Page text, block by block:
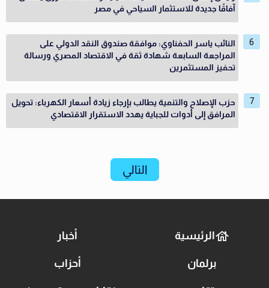
آفاقًا جديدة للاستثمار السياحي في مصر
النائب ياسر الحفناوي: موافقة صندوق النقد الدولي على
المراجعة السابعة شهادة ثقة في الاقتصاد المصري ورسالة
تحفيز المستثمرين
حزب الإصلاح والتنمية يطالب بإرجاء زيادة أسعار الكهرباء: تحويل
المرافق إلى أدوات للجباية يهدد الاستقرار الاقتصادي
التالي
الرئيسية أخبار
برلمان أحزاب